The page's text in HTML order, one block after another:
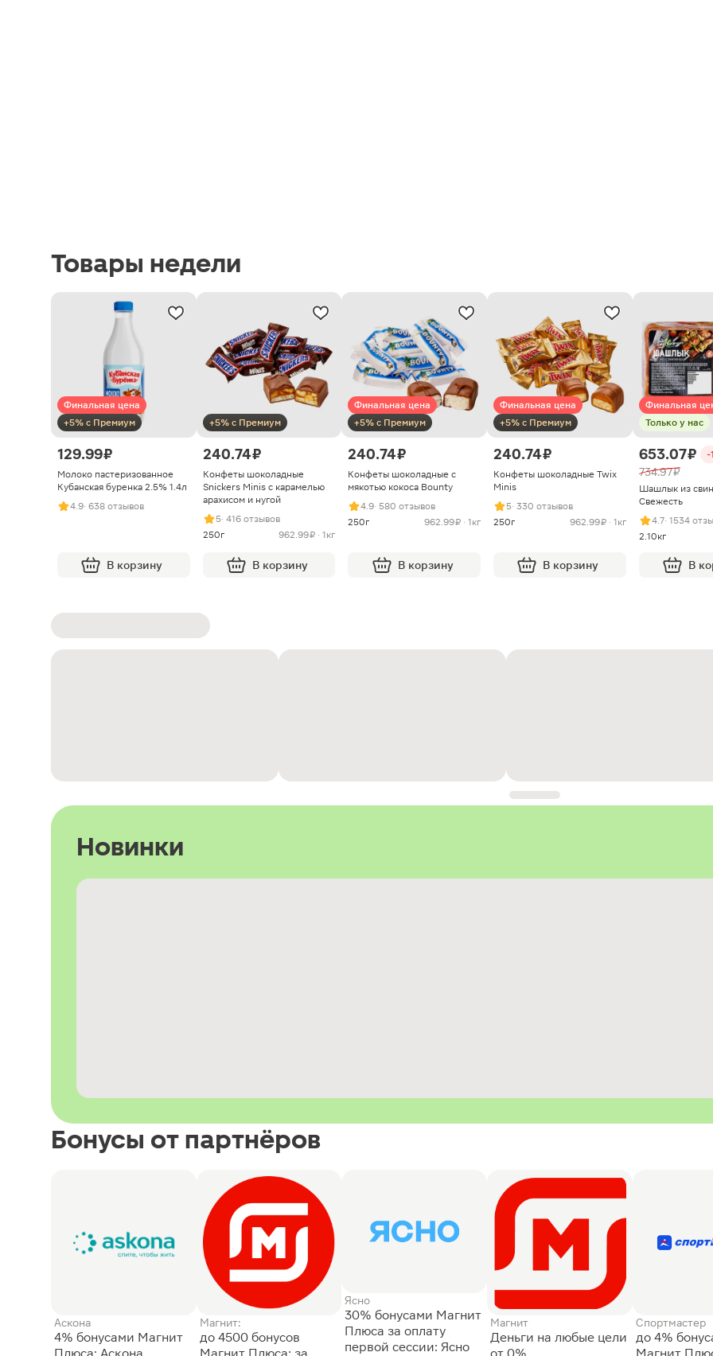
Товары недели
Финальная цена
+5% с Премиум
129.99 ₽
Молоко пастеризованное
Кубанская буренка 2.5% 1.4л
4.9· 638 отзывов
В корзину
+5% с Премиум
240.74 ₽
Конфеты шоколадные
Snickers Minis с карамелью
арахисом и нугой
5· 416 отзывов
250г
962.99 ₽ · 1кг
В корзину
Финальная цена
+5% с Премиум
240.74 ₽
Конфеты шоколадные с
мякотью кокоса Bounty
4.9· 580 отзывов
250г
962.99 ₽ · 1кг
В корзину
Финальная цена
+5% с Премиум
240.74 ₽
Конфеты шоколадные Twix
Minis
5· 330 отзывов
250г
962.99 ₽ · 1кг
В корзину
Финальная
Только у нас
653.07 ₽ -
734.97 ₽
Шашлык из
Свежесть
4.7· 1534
2.10кг
В
Новинки
Бонусы от партнёров
Аскона
4% бонусами Магнит
Плюса: Аскона
Магнит:
до 4500 бонусов
Магнит Плюса: за
Ясно
30% бонусами Магнит
Плюса за оплату
первой сессии: Ясно
Магнит
Деньги на любые цели
от 0%
Спортмастер
до 4%
Магнит